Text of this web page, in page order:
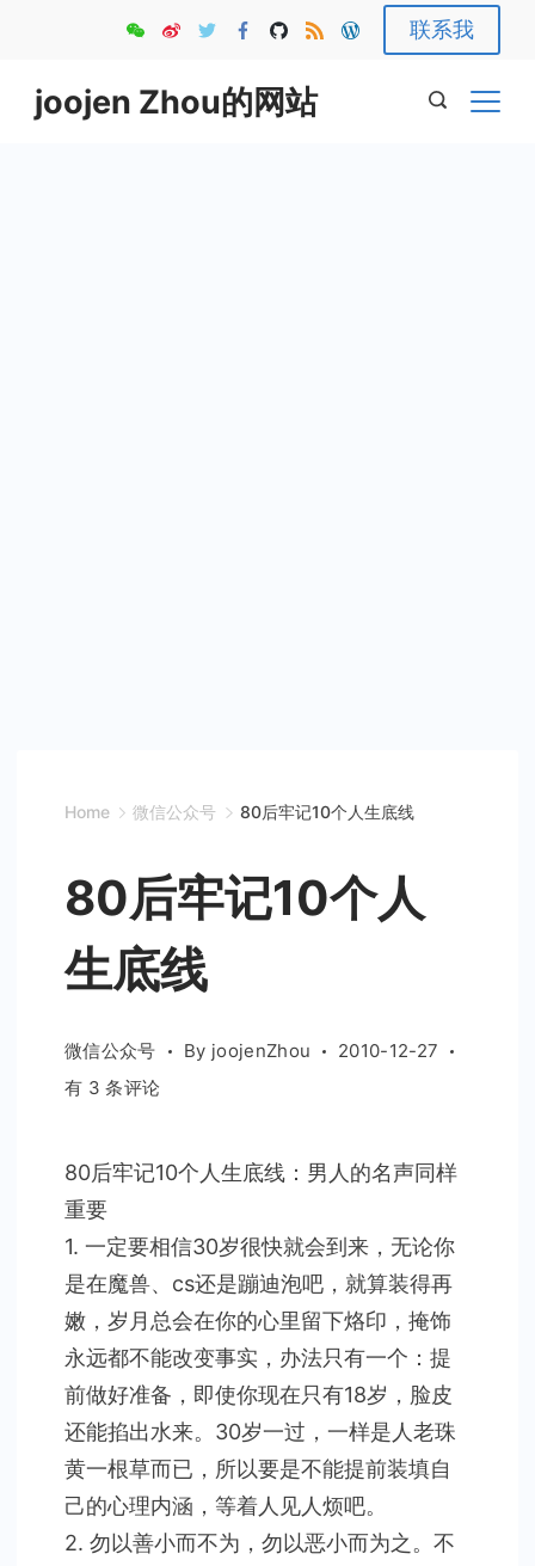
content
联系我
joojen Zhou的网站
Home 微信公众号 80后牢记10个人生底线
80后牢记10个人
生底线
微信公众号 By joojenZhou
2010-12-27
80
记
10
个
人
底
线
有 3 条评论
80后牢记10个人生底线：男人的名声同样
重要
1. 一定要相信30岁很快就会到来，无论你
是在魔兽、cs还是蹦迪泡吧，就算装得再
嫩，岁月总会在你的心里留下烙印，掩饰
永远都不能改变事实，办法只有一个：提
前做好准备，即使你现在只有18岁，脸皮
还能掐出水来。30岁一过，一样是人老珠
黄一根草而已，所以要是不能提前装填自
己的心理内涵，等着人见人烦吧。
2. 勿以善小而不为，勿以恶小而为之。不